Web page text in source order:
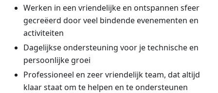
Werken in een vriendelijke en ontspannen sfeer
gecreëerd door veel bindende evenementen en
activiteiten
Dagelijkse ondersteuning voor je technische en
persoonlijke groei
Professioneel en zeer vriendelijk team, dat altijd
klaar staat om te helpen en te ondersteunen